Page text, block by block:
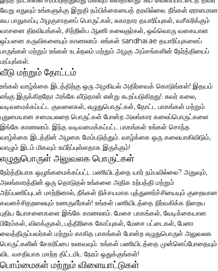
வேறு எதுவும் உங்களுக்கு இறுதி நம்பிக்கையைத் தரவில்லை. நீங்கள் ஏராளமான
சுய பாதுகாப்பு அழகுசாதனப் பொருட்கள், சுகாதார தயாரிப்புகள், வசீகரிக்கும்
வாசனை திரவியங்கள், சிற்றின்ப ஆணி கலைஞர்கள், ஒவ்வொரு வகையான
ஒப்பனை கருவிகளையும் காணலாம். எங்கள் sandhai.ae தயாரிப்புகளைப்
பாருங்கள் மற்றும் உங்கள் உடல்நலம் மற்றும் அழகு அம்சங்களின் நேர்த்தியைப்
பரப்புங்கள்.
வீடு மற்றும் தோட்டம்
உங்கள் வாழ்க்கை இடத்திற்கு ஒரு அழகியல் அதிர்வைக் கொடுங்கள்! இதயம்
எங்கு இருக்கிறதோ அங்கே வீடுதான் என்று கூறப்படுகிறது!. சுவர் கலை,
வடிவமைக்கப்பட்ட குவளைகள், எழுதுபொருட்கள், தோட்ட பாகங்கள் மற்றும்
புதுமையான சமையலறை பொருட்கள் போன்ற அலங்கார கலைப்பொருட்களை
இங்கே காணலாம். இந்த வடிவமைக்கப்பட்ட பாகங்கள் உங்கள் சொந்த
வாழ்க்கை இடத்தின் அழகை மேம்படுத்தும். வாழ்க்கை ஒரு கலையாகிவிடும்,
வாழும் இடம் மிகவும் உயிர்ப்புள்ளதாக இருக்கும்!
எழுதுபொருள் அலுவலக பொருட்கள்
நேர்த்தியாக ஒழுங்கமைக்கப்பட்ட பணியிடத்தை யார் நம்பவில்லை? அதுவும்,
அலங்காரத்தின் ஒரு தொடுதல் உங்களை அதிக உற்பத்தி மற்றும்
அர்ப்பணிப்புடன் மாற்றினால், நீங்கள் நிச்சயமாக புத்துணர்ச்சியையும் குறைவான
கவனச்சிதறலையும் உணருவீர்கள்! உங்கள் பணியிடத்தை நிர்வகிக்க நிறைய
புதிய யோசனைகளை இங்கே காணலாம். மேசை பாகங்கள், வேடிக்கையான
பிரேம்கள், விளக்குகள், பத்திரிகை கோப்புகள், மேசை பட்டைகள், பேனா
வைத்திருப்பவர்கள் மற்றும் காகித பாகங்கள் போன்ற எழுதுபொருள் அலுவலக
பொருட்களின் சேகரிப்பை உலாவவும். உங்கள் பணியிடத்தை முன்னெப்போதையும்
விட வசதியாக மாற்ற திட்டமிட நேரம் ஒதுக்குங்கள்!
பொம்மைகள் மற்றும் விளையாட்டுகள்